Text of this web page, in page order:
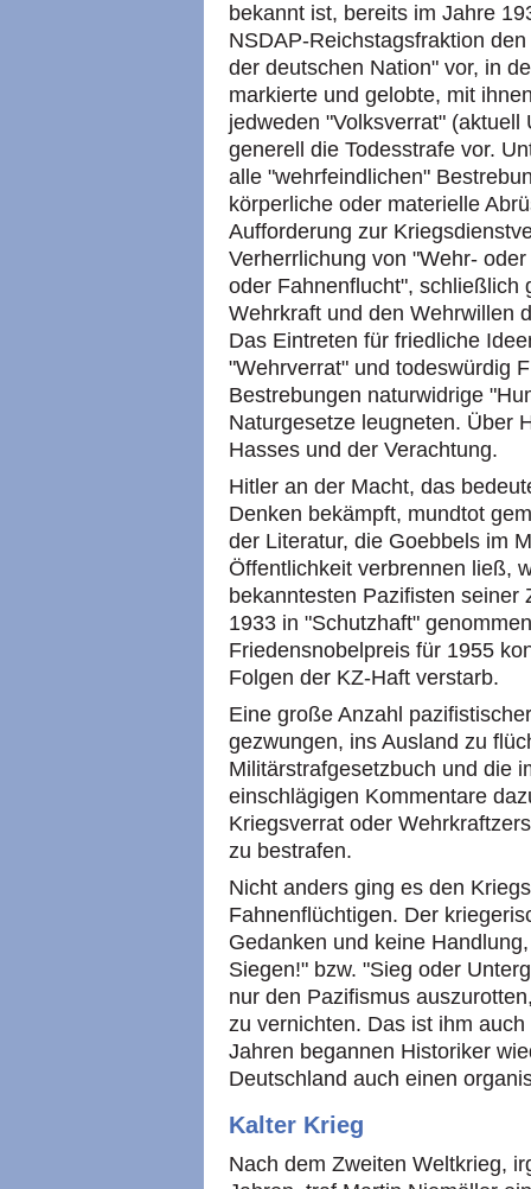
bekannt ist, bereits im Jahre
NSDAP-Reichstagsfraktion
der deutschen Nation" vor, in
markierte und gelobte, mit
jedweden "Volksverrat"
generell die Todesstrafe vor.
alle "wehrfeindlichen"
körperliche oder materielle
Aufforderung zur
Verherrlichung von "Wehr-
oder Fahnenflucht", schließlich
Wehrkraft und den Wehrwillen
Das Eintreten für friedliche
"Wehrverrat" und todeswürdig
Bestrebungen naturwidrige
Naturgesetze leugneten. Über
Hasses und der Verachtung.
Hitler an der Macht, das
Denken bekämpft, mundtot
der Literatur, die Goebbels im
Öffentlichkeit verbrennen ließ,
bekanntesten Pazifisten seiner
1933 in "Schutzhaft"
Friedensnobelpreis für 1955
Folgen der KZ-Haft verstarb.
Eine große Anzahl
gezwungen, ins Ausland zu
Militärstrafgesetzbuch und die
einschlägigen Kommentare
Kriegsverrat oder
zu bestrafen.
Nicht anders ging es den
Fahnenflüchtigen. Der
Gedanken und keine
Siegen!" bzw. "Sieg oder
nur den Pazifismus
zu vernichten. Das ist ihm
Jahren begannen Historiker
Deutschland auch einen
Kalter Krieg
Nach dem Zweiten Weltkrieg,